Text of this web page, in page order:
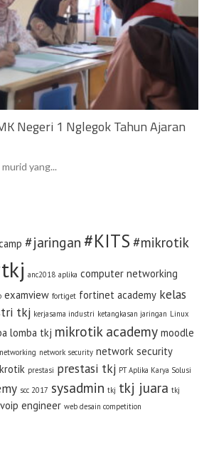
Negeri 1 Nglegok Tahun Ajaran
yang...
#jaringan #KITS #mikrotik
anc2018 aplika computer networking
examview fortiget fortinet academy kelas
tkj kerjasama industri ketangkasan jaringan Linux
lomba tkj mikrotik academy moodle
networking network security network security
prestasi prestasi tkj PT Aplika Karya Solusi
scc 2017 sysadmin tkj tkj juara tkj
voip engineer web desain competition